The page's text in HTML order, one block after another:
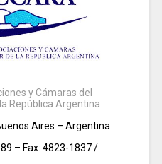
y Cámaras del
República Argentina
Aires – Argentina
– Fax: 4823-1837 /